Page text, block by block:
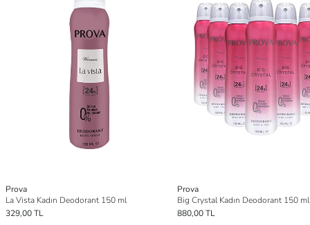
Prova
La Vista Kadın Deodorant 150 ml
329,00 TL
Prova
Big Crystal Kadın Deodorant 150
880,00 TL